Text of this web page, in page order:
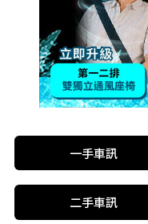
一手車訊
二手車訊